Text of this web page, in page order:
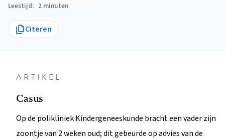
Leestijd 2 minuten
Citeren
ARTIKEL
Casus
Op de polikliniek Kindergeneeskunde bracht een vader zijn
zoontje van 2 weken oud; dit gebeurde op advies van de